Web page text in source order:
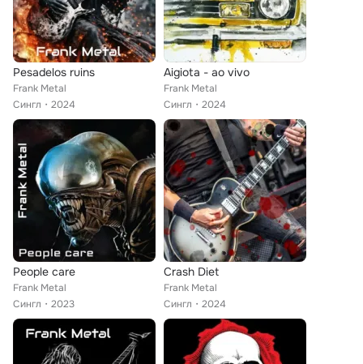
Pesadelos ruins
Frank Metal
Сингл
2024
Aigiota - ao vivo
Frank Metal
Сингл
2024
People care
Frank Metal
Сингл
2023
Crash Diet
Frank Metal
Сингл
2024